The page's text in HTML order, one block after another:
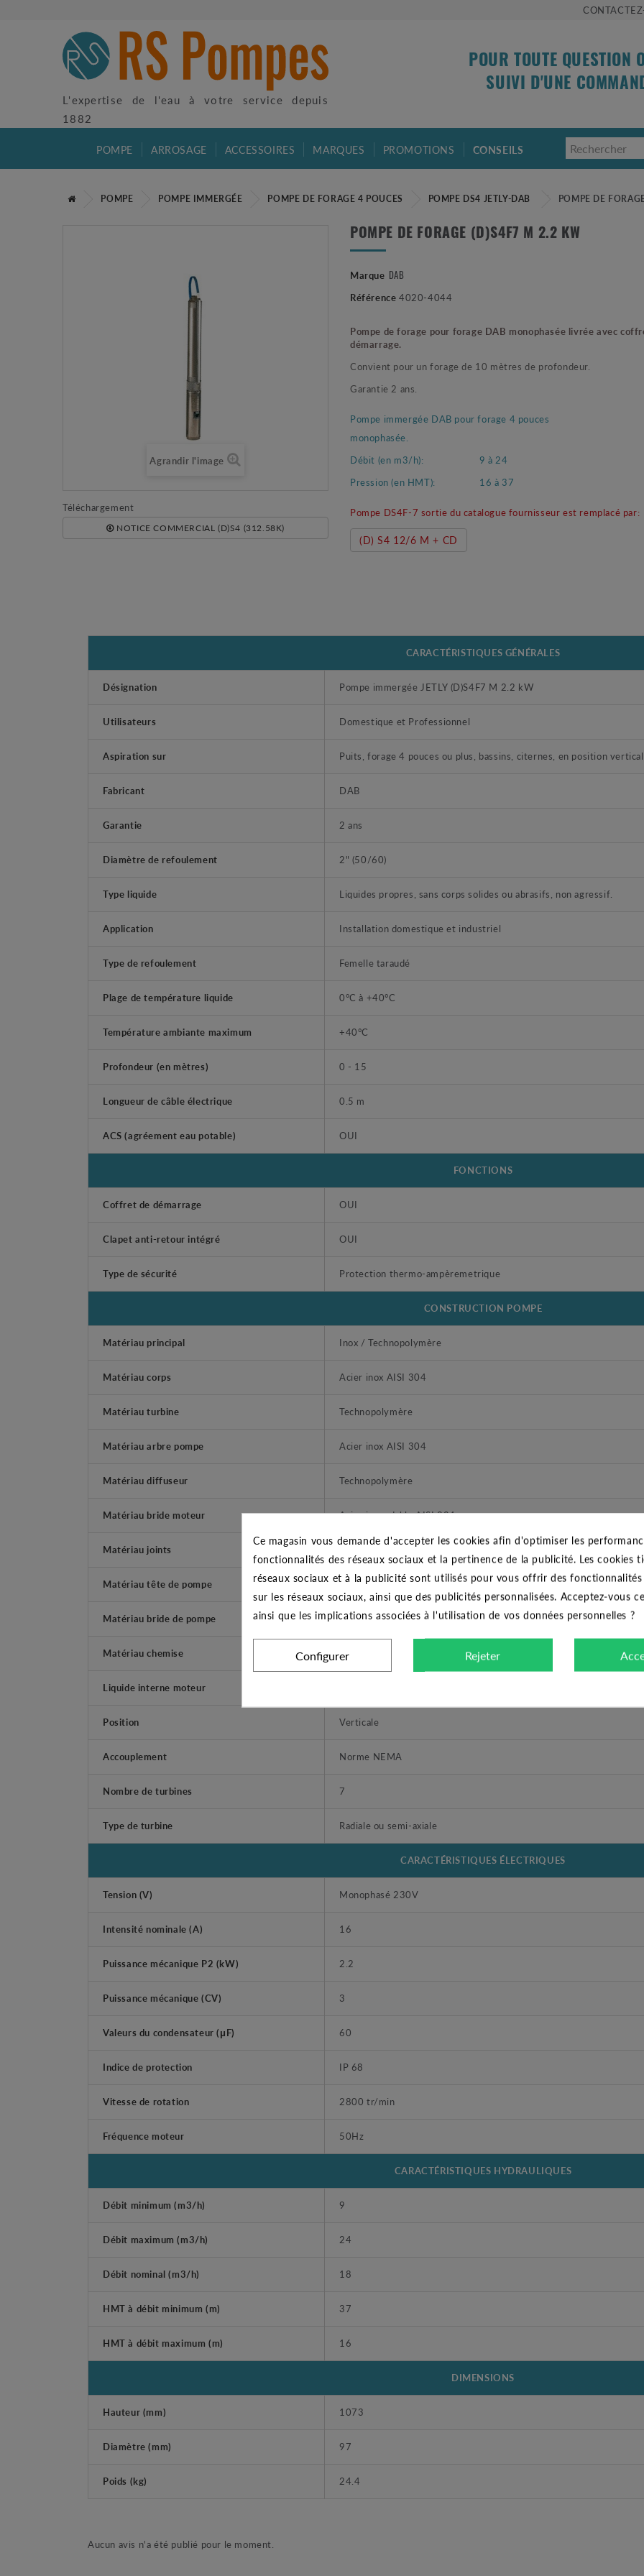
L'expertise de l'eau à votre service depuis
1882
POUR TOUTE QUESTION
SUIVI D'UNE
POMPE ARROSAGE ACCESSOIRES MARQUES PROMOTIONS CONSEILS
POMPE POMPE IMMERGÉE POMPE DE FORAGE 4 POUCES POMPE DS4 JETLY-DAB POMPE DE
Agrandir l'image
Téléchargement
NOTICE COMMERCIAL (D)S4 (312.58K)
POMPE DE FORAGE (D)S4F7 M 2.2 KW
Marque DAB
Référence 4020-4044
Pompe de forage pour forage DAB monophasée livrée avec
démarrage.
Convient pour un forage de 10 mètres de profondeur.
Garantie 2 ans.
Pompe immergée DAB pour forage 4 pouces
monophasée.
Débit (en m3/h):
9 à 24
Pression (en HMT):
16 à 37
Pompe DS4F-7 sortie du catalogue fournisseur est remplacé par:
(D) S4 12/6 M + CD
CARACTÉRISTIQUES GÉNÉRALES
Désignation Pompe immergée JETLY (D)S4F7 M 2.2 kW
Utilisateurs Domestique et Professionnel
Aspiration sur Puits, forage 4 pouces ou plus, bassins, citernes, en position
Fabricant DAB
Garantie 2 ans
Diamètre de refoulement 2" (50/60)
Type liquide Liquides propres, sans corps solides ou abrasifs, non agressif.
Application Installation domestique et industriel
Type de refoulement Femelle taraudé
Plage de température liquide 0°C à +40°C
Température ambiante maximum +40°C
Profondeur (en mètres) 0 - 15
Longueur de câble électrique 0.5 m
ACS (agréement eau potable) OUI
FONCTIONS
Coffret de démarrage OUI
Clapet anti-retour intégré OUI
Type de sécurité Protection thermo-ampèremetrique
CONSTRUCTION POMPE
Matériau principal Inox / Technopolymère
Matériau corps Acier inox AISI 304
Matériau turbine Technopolymère
Matériau arbre pompe Acier inox AISI 304
Matériau diffuseur Technopolymère
Matériau bride moteur Acier inoxydable AISI 304
Matériau joints Caoutchouc NBR
Matériau tête de pompe Acier inox AISI 304
Matériau bride de pompe Acier inox AISI 304
Matériau chemise Acier inoxydable AISI 304
Liquide interne moteur
Position Verticale
Accouplement Norme NEMA
Nombre de turbines 7
Type de turbine Radiale ou semi-axiale
CARACTÉRISTIQUES ÉLECTRIQUES
Tension (V) Monophasé 230V
Intensité nominale (A) 16
Puissance mécanique P2 (kW) 2.2
Puissance mécanique (CV) 3
Valeurs du condensateur (μF) 60
Indice de protection IP 68
Vitesse de rotation 2800 tr/min
Fréquence moteur 50Hz
CARACTÉRISTIQUES HYDRAULIQUES
Débit minimum (m3/h) 9
Débit maximum (m3/h) 24
Débit nominal (m3/h) 18
HMT à débit minimum (m) 37
HMT à débit maximum (m) 16
DIMENSIONS
Hauteur (mm) 1073
Diamètre (mm) 97
Poids (kg) 24.4
Aucun avis n'a été publié pour le moment.
Ce magasin vous demande d'accepter les cookies afin d'optimiser les
fonctionnalités des réseaux sociaux et la pertinence de la publicité. Les cookies
réseaux sociaux et à la publicité sont utilisés pour vous offrir des
sur les réseaux sociaux, ainsi que des publicités personnalisées. Acceptez-vous
ainsi que les implications associées à l'utilisation de vos données personnelles ?
Configurer Rejeter